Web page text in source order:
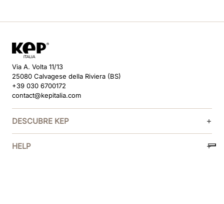
Via A. Volta 11/13
25080 Calvagese della Riviera (BS)
+39 030 6700172
contact@kepitalia.com
DESCUBRE KEP
HELP